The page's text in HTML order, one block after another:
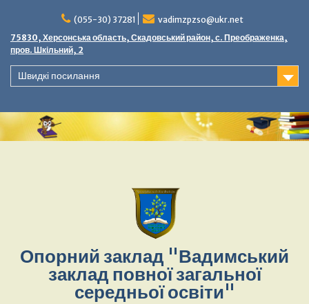
(055-30) 37281
vadimzpzso@ukr.net
75830, Херсонська область, Скадовський район, с. Преображенка,
пров. Шкільний, 2
Швидкі посилання
Опорний заклад "Вадимський
заклад повної загальної
середньої освіти"